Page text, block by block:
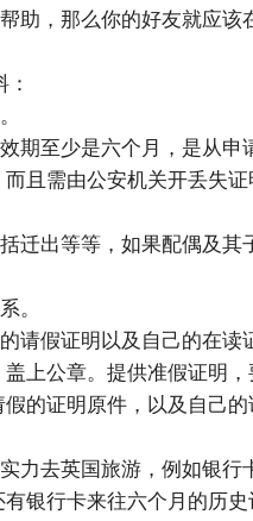
助，那么你的好友就应该
期至少是六个月，是从申
且需由公安机关开丢失
迁出等等，如果配偶及其
。
请假证明以及自己的在读
上公章。提供准假证明
的证明原件，以及自己
去英国旅游，例如银行
银行卡来往六个月的历史